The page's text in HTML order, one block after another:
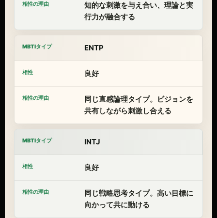
知的な刺激を与え合い、理論と実
行力が融合する
ENTP
良好
同じ直感論理タイプ。ビジョンを
共有しながら刺激し合える
INTJ
良好
同じ戦略思考タイプ。高い目標に
向かって共に動ける